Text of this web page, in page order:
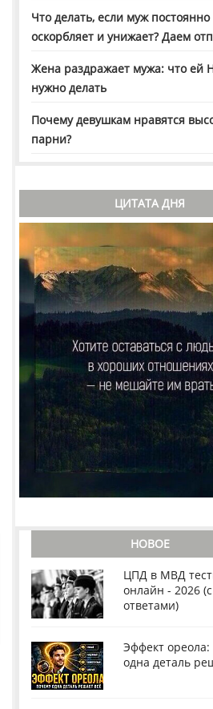
Что делать, если муж постоянно
оскорбляет и унижает? Даем
Жена раздражает мужа: что ей
нужно делать
Почему девушкам нравятся
парни?
ЦИТАТА ДНЯ
НОВОЕ
ЦПД в МВД
онлайн - 2026 (с
ответами)
Эффект
одна деталь